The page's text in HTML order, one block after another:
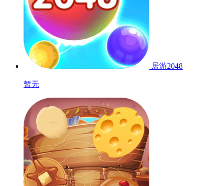
居游2048
暂无